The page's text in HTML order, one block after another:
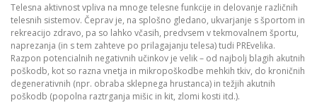
Telesna aktivnost vpliva na mnoge telesne funkcije in delovanje različnih
telesnih sistemov. Čeprav je, na splošno gledano, ukvarjanje s športom in
rekreacijo zdravo, pa so lahko včasih, predvsem v tekmovalnem športu,
naprezanja (in s tem zahteve po prilagajanju telesa) tudi PREvelika.
Razpon potencialnih negativnih učinkov je velik – od najbolj blagih akutnih
poškodb, kot so razna vnetja in mikropoškodbe mehkih tkiv, do kroničnih
degenerativnih (npr. obraba sklepnega hrustanca) in težjih akutnih
poškodb (popolna raztrganja mišic in kit, zlomi kosti itd.).